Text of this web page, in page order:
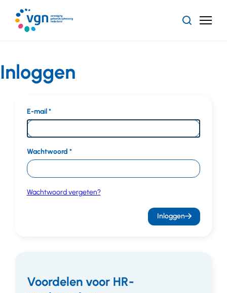
naar
hoofdinhoud
ZoekenMenu
Inloggen
E-mail
Wachtwoord
Wachtwoord vergeten?
Inloggen
Voordelen voor HR-